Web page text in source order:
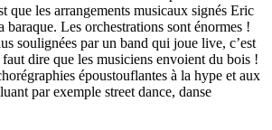
que les arrangements musicaux signés Eric
Les orchestrations sont énormes !
soulignées par un band qui joue live, c’est
dire que les musiciens envoient du bois !
époustouflantes à la hype et aux
par exemple street dance, danse